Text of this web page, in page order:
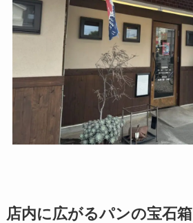
店内に広がるパンの宝石箱